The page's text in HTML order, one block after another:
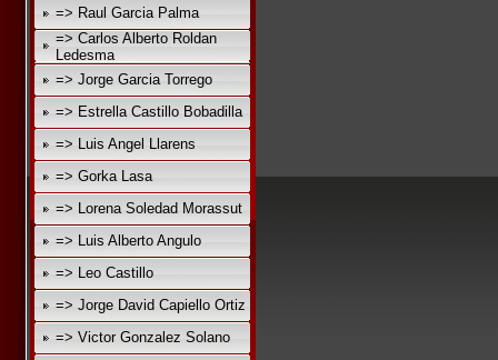
=> Raul Garcia Palma
=> Carlos Alberto Roldan
Ledesma
=> Jorge Garcia Torrego
=> Estrella Castillo Bobadilla
=> Luis Angel Llarens
=> Gorka Lasa
=> Lorena Soledad Morassut
=> Luis Alberto Angulo
=> Leo Castillo
=> Jorge David Capiello Ortiz
=> Victor Gonzalez Solano